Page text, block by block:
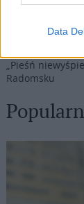
Data
Zakończenie
„Pieśń
Radomsku